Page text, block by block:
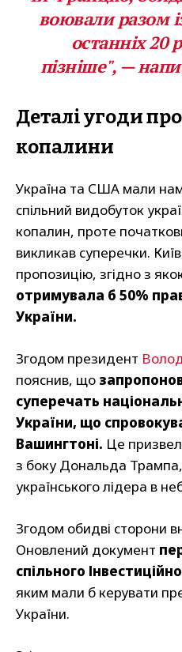
воювали разом
останніх 20
пізніше",—
Деталі угоди
копалини
Україна та США мали
спільний видобуток
копалин, проте
викликав суперечки.
пропозицію, згідно з
отримувала б 50%
України.
Згодом президент
пояснив, що
суперечать
України, що
Вашингтоні. Це
з боку Дональда
українського лідера в
Згодом обидві сторони
Оновлений документ
спільного
яким мали б керувати
України.